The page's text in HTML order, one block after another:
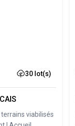
30 lot(s)
viabilisés